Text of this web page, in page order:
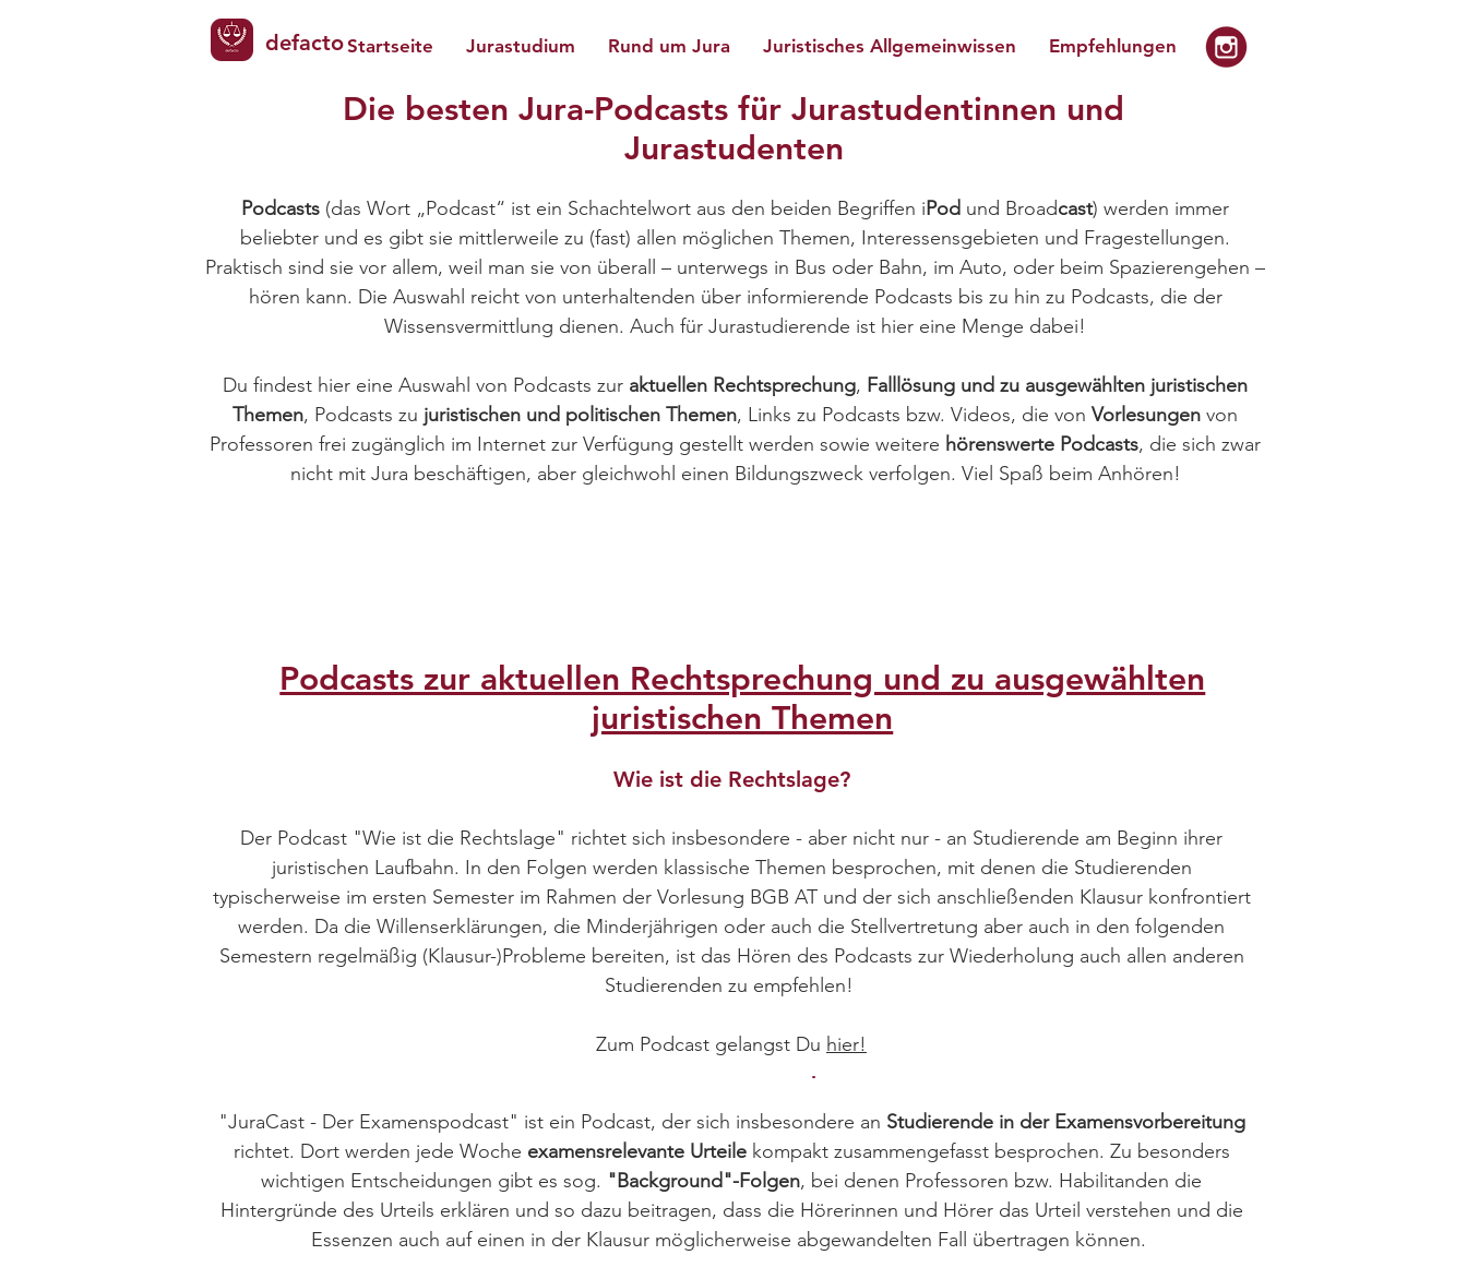
Startseite Jurastudium Rund um Jura Juristisches Allgemeinwissen Empfehlungen
defacto
Die besten Jura-Podcasts für Jurastudentinnen und
Jurastudenten
Podcasts (das Wort „Podcast“ ist ein Schachtelwort aus den beiden Begriffen iPod und Broadcast) werden immer
beliebter und es gibt sie mittlerweile zu (fast) allen möglichen Themen, Interessensgebieten und Fragestellungen.
Praktisch sind sie vor allem, weil man sie von überall – unterwegs in Bus oder Bahn, im Auto, oder beim Spazierengehen –
hören kann. Die Auswahl reicht von unterhaltenden über informierende Podcasts bis zu hin zu Podcasts, die der
Wissensvermittlung dienen. Auch für Jurastudierende ist hier eine Menge dabei!
Du findest hier eine Auswahl von Podcasts zur aktuellen Rechtsprechung, Falllösung und zu ausgewählten juristischen
Themen, Podcasts zu juristischen und politischen Themen, Links zu Podcasts bzw. Videos, die von Vorlesungen von
Professoren frei zugänglich im Internet zur Verfügung gestellt werden sowie weitere hörenswerte Podcasts, die sich zwar
nicht mit Jura beschäftigen, aber gleichwohl einen Bildungszweck verfolgen. Viel Spaß beim Anhören!
Podcasts zur aktuellen Rechtsprechung und zu ausgewählten
juristischen Themen
"JuraCast - Der Examenspodcast" ist ein Podcast, der sich insbesondere an Studierende in der Examensvorbereitung
richtet. Dort werden jede Woche examensrelevante Urteilekompakt zusammengefasst besprochen. Zu besonders
wichtigen Entscheidungen gibt es sog. "Background"-Folgen, bei denen Professoren bzw. Habilitanden die
Hintergründe des Urteils erklären und so dazu beitragen, dass die Hörerinnen und Hörer das Urteil verstehen und die
Essenzen auch auf einen in der Klausur möglicherweise abgewandelten Fall übertragen können.
Wie ist die Rechtslage?
Der Podcast "Wie ist die Rechtslage" richtet sich insbesondere - aber nicht nur - an Studierende am Beginn ihrer
juristischen Laufbahn. In den Folgen werden klassische Themen besprochen, mit denen die Studierenden
typischerweise im ersten Semester im Rahmen der Vorlesung BGB AT und der sich anschließenden Klausur konfrontiert
werden. Da die Willenserklärungen, die Minderjährigen oder auch die Stellvertretung aber auch in den folgenden
Semestern regelmäßig (Klausur-)Probleme bereiten, ist das Hören des Podcasts zur Wiederholung auch allen anderen
Studierenden zu empfehlen!
Zum Podcast gelangst Du hier!